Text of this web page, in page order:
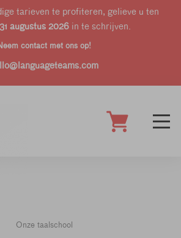
tarieven te profiteren, gelieve u ten
31 augustus 2026 in te schrijven.
contact met ons op!
Onze taalschool